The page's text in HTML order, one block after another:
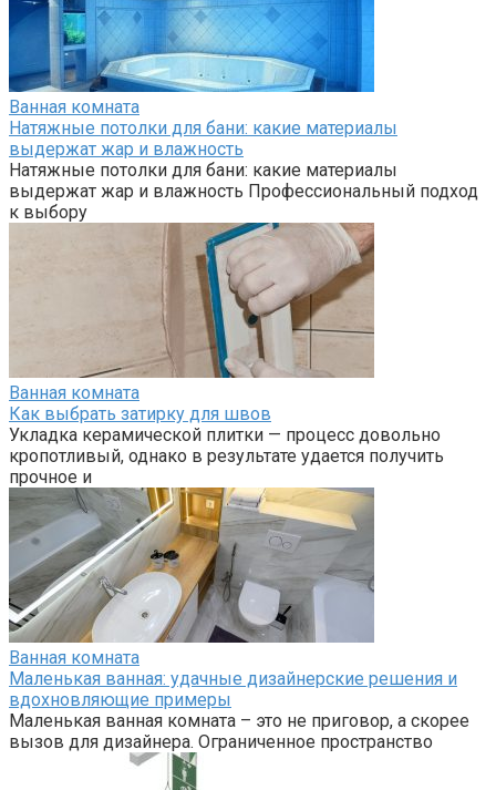
Ванная комната
Натяжные потолки для бани: какие материалы
выдержат жар и влажность
Натяжные потолки для бани: какие материалы
выдержат жар и влажность Профессиональный подход
к выбору
Ванная комната
Как выбрать затирку для швов
Укладка керамической плитки — процесс довольно
кропотливый, однако в результате удается получить
прочное и
Ванная комната
Маленькая ванная: удачные дизайнерские решения и
вдохновляющие примеры
Маленькая ванная комната – это не приговор, а скорее
вызов для дизайнера. Ограниченное пространство